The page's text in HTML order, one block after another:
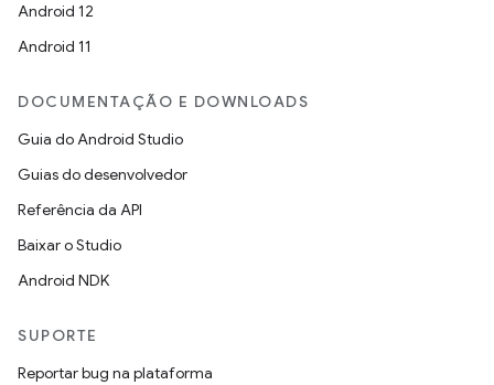
Android 12
Android 11
DOCUMENTAÇÃO E DOWNLOADS
Guia do Android Studio
Guias do desenvolvedor
Referência da API
Baixar o Studio
Android NDK
SUPORTE
Reportar bug na plataforma